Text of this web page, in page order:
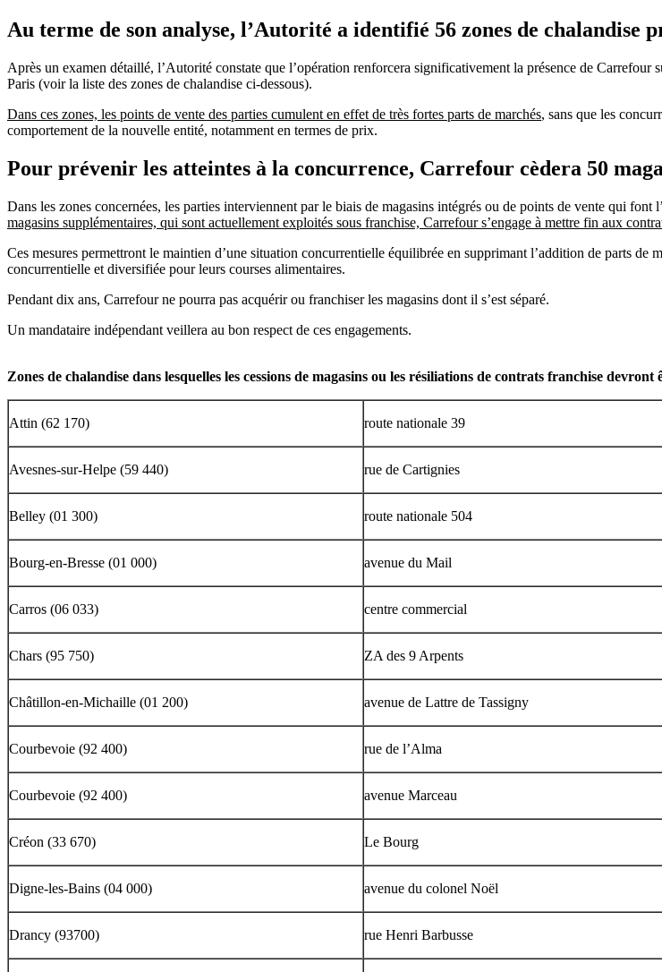
Au terme de son analyse, l’Autorité a identifié 56 zones de chalandise
Après un examen détaillé, l’Autorité constate que l’opération renforcera significativement la présence de
Paris (voir la liste des zones de chalandise ci-dessous).
Dans ces zones, les points de vente des parties cumulent en effet de très fortes parts de marchés, sans que les
comportement de la nouvelle entité, notamment en termes de prix.
Pour prévenir les atteintes à la concurrence, Carrefour cèdera 50
Dans les zones concernées, les parties interviennent par le biais de magasins intégrés ou de points de vente qui font
magasins supplémentaires, qui sont actuellement exploités sous franchise, Carrefour s’engage à mettre fin aux
Ces mesures permettront le maintien d’une situation concurrentielle équilibrée en supprimant l’addition de parts
concurrentielle et diversifiée pour leurs courses alimentaires.
Pendant dix ans, Carrefour ne pourra pas acquérir ou franchiser les magasins dont il s’est séparé.
Un mandataire indépendant veillera au bon respect de ces engagements.
Zones de chalandise dans lesquelles les cessions de magasins ou les résiliations de contrats franchise
Attin (62 170) route nationale 39
Avesnes-sur-Helpe (59 440) rue de Cartignies
Belley (01 300) route nationale 504
Bourg-en-Bresse (01 000) avenue du Mail
Carros (06 033) centre commercial
Chars (95 750) ZA des 9 Arpents
Châtillon-en-Michaille (01 200) avenue de Lattre de Tassigny
Courbevoie (92 400) rue de l’Alma
Courbevoie (92 400) avenue Marceau
Créon (33 670) Le Bourg
Digne-les-Bains (04 000) avenue du colonel Noël
Drancy (93700) rue Henri Barbusse